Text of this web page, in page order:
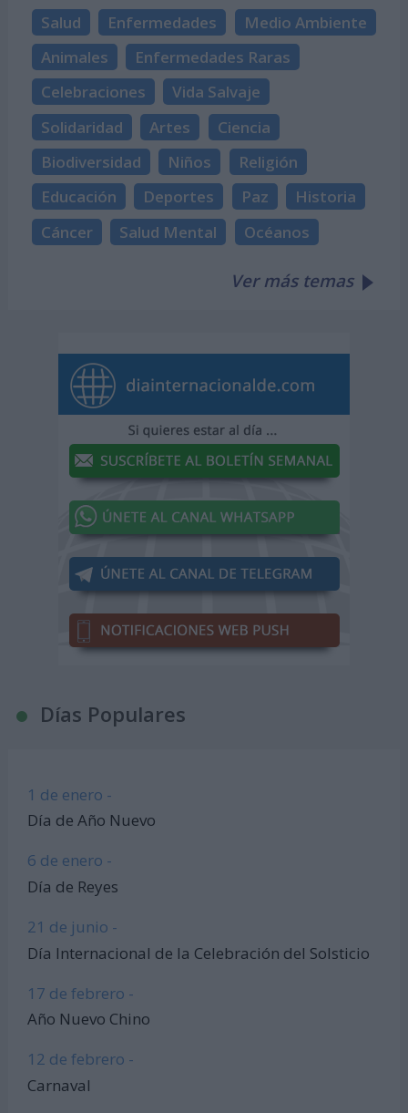
Salud Enfermedades
Medio Ambiente
Animales
Enfermedades Raras
Celebraciones
Vida Salvaje
Solidaridad
Artes
Ciencia
Biodiversidad
Niños
Religión
Educación
Deportes Paz
Historia
Cáncer
Salud Mental Océanos
Ver más temas
Días Populares
1 de enero -
Día de Año Nuevo
6 de enero -
Día de Reyes
21 de junio -
Día Internacional de la Celebración del Solsticio
17 de febrero -
Año Nuevo Chino
12 de febrero -
Carnaval